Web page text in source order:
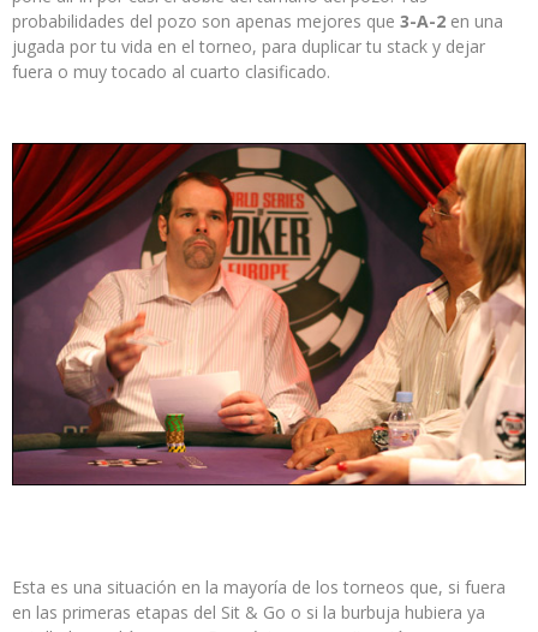
probabilidades del pozo son apenas mejores que 3-A-2 en una
jugada por tu vida en el torneo, para duplicar tu stack y dejar
fuera o muy tocado al cuarto clasificado.
Esta es una situación en la mayoría de los torneos que, si fuera
en las primeras etapas del Sit & Go o si la burbuja hubiera ya